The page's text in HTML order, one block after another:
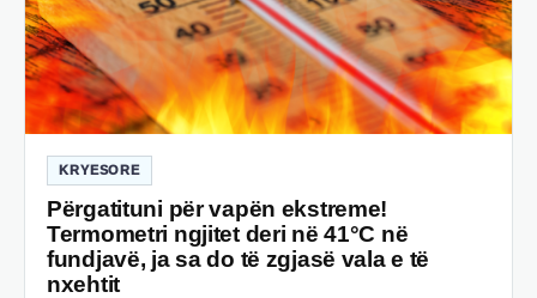
KRYESORE
Përgatituni për vapën ekstreme!
Termometri ngjitet deri në 41°C në
fundjavë, ja sa do të zgjasë vala e të
nxehtit